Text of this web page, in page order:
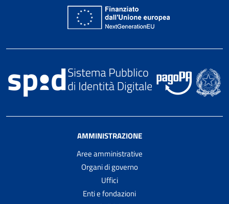
AMMINISTRAZIONE
Aree amministrative
Organi di governo
Uffici
Enti e fondazioni